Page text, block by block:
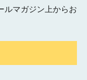
ルマガジン上からお